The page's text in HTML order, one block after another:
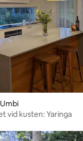
vid kusten: Yaringa